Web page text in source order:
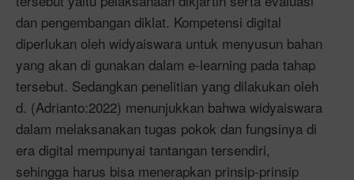
dan pengembangan diklat. Kompetensi digital
diperlukan oleh widyaiswara untuk menyusun bahan
yang akan di gunakan dalam e-learning pada tahap
tersebut. Sedangkan penelitian yang dilakukan oleh
d. (Adrianto:2022) menunjukkan bahwa widyaiswara
dalam melaksanakan tugas pokok dan fungsinya di
era digital mempunyai tantangan tersendiri,
sehingga harus bisa menerapkan prinsip-prinsip